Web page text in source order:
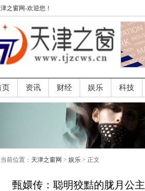
之窗网-欢迎您！
页 资讯 财经 娱乐 科技
前位置： 天津之窗网 > 娱乐 > 正文
甄嬛传：聪明狡黠的胧月公